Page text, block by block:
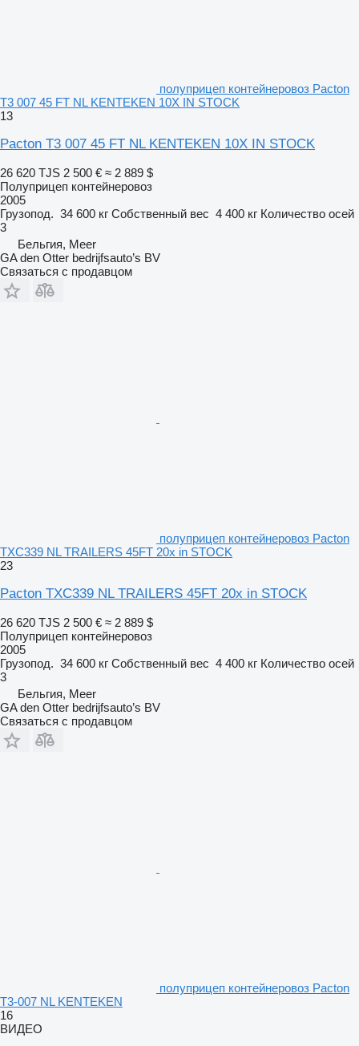
полуприцеп контейнеровоз Pacton
T3 007 45 FT NL KENTEKEN 10X IN STOCK
13
Pacton T3 007 45 FT NL KENTEKEN 10X IN STOCK
26 620 TJS 2 500 € ≈ 2 889 $
Полуприцеп контейнеровоз
2005
Грузопод. 34 600 кг Собственный вес 4 400 кг Количество осей
3
Бельгия, Meer
GA den Otter bedrijfsauto’s BV
Связаться с продавцом
полуприцеп контейнеровоз Pacton
TXC339 NL TRAILERS 45FT 20x in STOCK
23
Pacton TXC339 NL TRAILERS 45FT 20x in STOCK
26 620 TJS 2 500 € ≈ 2 889 $
Полуприцеп контейнеровоз
2005
Грузопод. 34 600 кг Собственный вес 4 400 кг Количество осей
3
Бельгия, Meer
GA den Otter bedrijfsauto’s BV
Связаться с продавцом
полуприцеп контейнеровоз Pacton
T3-007 NL KENTEKEN
16
ВИДЕО